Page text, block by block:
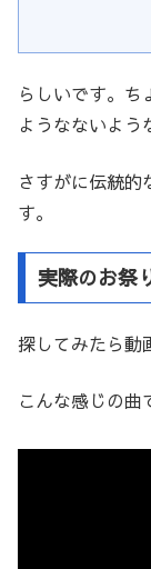
らしいです。ち
ようなないよ
さすがに伝統的
す。
実際のお祭
探してみたら動
こんな感じの曲